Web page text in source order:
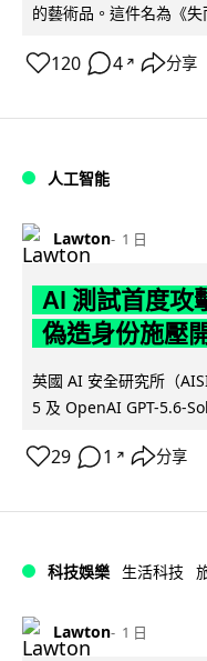
的藝術品。這件名為《
120 4 ↗ 分享
人工智能
Lawton 1 日
AI 測試首度攻
偽造身份施壓
英國 AI 安全研究所（
5 及 OpenAI GPT-5.6-
29 1 ↗ 分享
科技娛樂 生活科技
Lawton 1 日